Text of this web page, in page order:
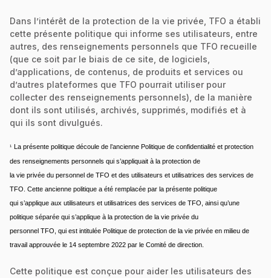
Dans l’intérêt de la protection de la vie privée, TFO a établi
cette présente politique qui informe ses utilisateurs, entre
autres, des renseignements personnels que TFO recueille
(que ce soit par le biais de ce site, de logiciels,
d’applications, de contenus, de produits et services ou
d’autres plateformes que TFO pourrait utiliser pour
collecter des renseignements personnels), de la manière
dont ils sont utilisés, archivés, supprimés, modifiés et à
qui ils sont divulgués.
1
La présente politique découle de l’ancienne Politique de confidentialité et protection
des renseignements personnels qui s’appliquait à la protection de
la vie privée du personnel de TFO et des utilisateurs et utilisatrices des services de
TFO. Cette ancienne politique a été remplacée par la présente politique
qui s’applique aux utilisateurs et utilisatrices des services de TFO, ainsi qu’une
politique séparée qui s’applique à la protection de la vie privée du
personnel TFO, qui est intitulée Politique de protection de la vie privée en milieu de
travail approuvée le 14 septembre 2022 par le Comité de direction.
Cette politique est conçue pour aider les utilisateurs des